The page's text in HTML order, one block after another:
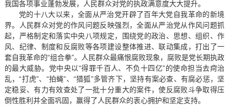
我国各项事业蓬勃发展，人民群众对党的执政满意度大大提升。
党的十八大以来，全面从严治党开辟了百年大党自我革命的新境
界。人民群众对党的作风问题反映强烈，全面从严治党从作风问题抓
起，严格制定和落实中央八项规定，围绕党的政治、思想、组织、作
风、纪律、制度和反腐败等各项建设整体推进、联动集成，打出了一
套自我革命的“组合拳”。人民群众最痛恨腐败现象，腐败是党长期执政
的最大威胁。党中央以“得罪千百人、不负十四亿”的使命担当去疴治
乱，“打虎”、“拍蝇”、“猎狐”多管齐下，坚持有案必查、有腐必惩，坚
定稳妥、有力有效查处了一批十分重大的案件，使反腐败斗争取得压
倒性胜利并全面巩固，赢得了人民群众的衷心拥护和坚定支持。